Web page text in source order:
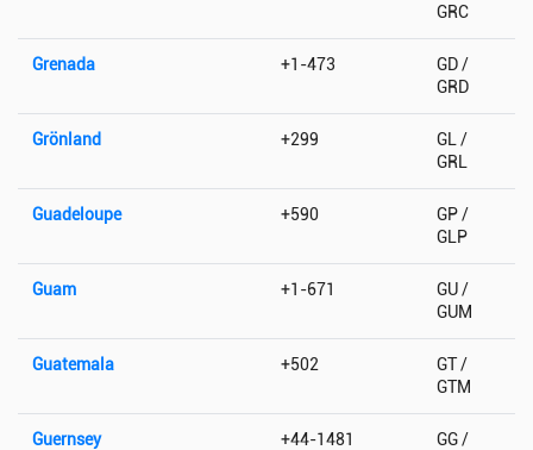
GRC
Grenada +1-473
GD /
GRD
Grönland +299
GL /
GRL
Guadeloupe +590
GP /
GLP
Guam +1-671
GU /
GUM
Guatemala +502
GT /
GTM
Guernsey +44-1481
GG /